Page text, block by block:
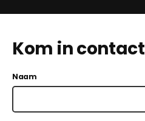
Kom in contact
Naam